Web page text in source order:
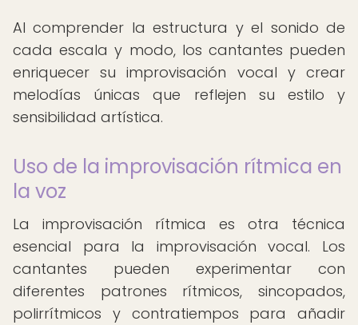
Al comprender la estructura y el sonido de
cada escala y modo, los cantantes pueden
enriquecer su improvisación vocal y crear
melodías únicas que reflejen su estilo y
sensibilidad artística.
Uso de la improvisación rítmica en
la voz
La improvisación rítmica es otra técnica
esencial para la improvisación vocal. Los
cantantes pueden experimentar con
diferentes patrones rítmicos, sincopados,
polirrítmicos y contratiempos para añadir